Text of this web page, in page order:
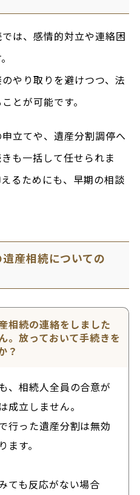
は、感情的対立や連絡困
やり取りを避けつつ、法
とが可能です。
立てや、遺産分割調停へ
も一括して任せられま
るためにも、早期の相談
産相続についての
相続の連絡をしました
。放っておいて手続きを
？
、相続人全員の合意が
成立しません。
行った遺産分割は無効
ます。
ても反応がない場合